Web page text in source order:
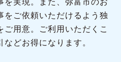
をご依頼いただけるよう独
ご用意。ご利用いただくこ
どお得になります。